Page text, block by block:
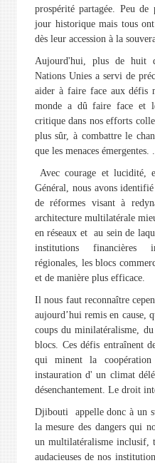
prospérité partagée. Peu de
jour historique mais tous
dès leur accession à la
Aujourd'hui, plus de huit
Nations Unies a servi de
aider à faire face aux défis
monde a dû faire face et
critique dans nos efforts
plus sûr, à combattre le
que les menaces émergentes. .
Avec courage et lucidité,
Général, nous avons
de réformes visant à
architecture multilatérale
en réseaux et au sein de
institutions financières
régionales, les blocs
et de manière plus efficace.
Il nous faut reconnaître
aujourd’hui remis en cause,
coups du minilatéralisme,
blocs. Ces défis entraînent
qui minent la
instauration d' un climat
désenchantement. Le droit
Djibouti appelle donc à un
la mesure des dangers qui
un multilatéralisme inclusif,
audacieuses de nos